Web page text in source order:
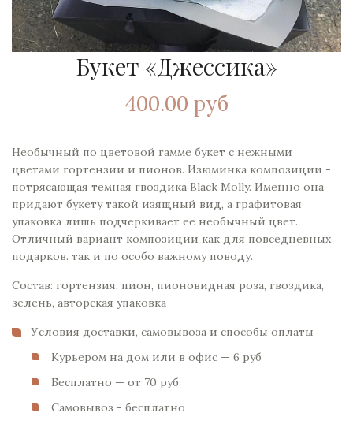
Букет «Джессика»
400.00 руб
Необычный по цветовой гамме букет с нежными
цветами гортензии и пионов. Изюминка композиции -
потрясающая темная гвоздика Black Molly. Именно она
придают букету такой изящный вид, а графитовая
упаковка лишь подчеркивает ее необычный цвет.
Отличный вариант композиции как для повседневных
подарков. так и по особо важному поводу.
Состав: гортензия, пион, пионовидная роза, гвоздика,
зелень, авторская упаковка
Условия доставки, самовывоза и способы оплаты
Курьером на дом или в офис — 6 pуб
Бесплатно — от 70 pуб
Самовывоз - бесплатно